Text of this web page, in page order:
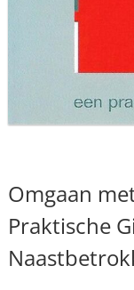
Omgaan
Praktische